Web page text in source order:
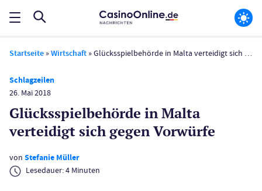
Startseite »Wirtschaft »Glücksspielbehörde in Malta verteidigt sich gegen Vorwürfe
Schlagzeilen
26. Mai 2018
Glücksspielbehörde in Malta
verteidigt sich gegen Vorwürfe
von Stefanie Müller
Lesedauer:4 Minuten